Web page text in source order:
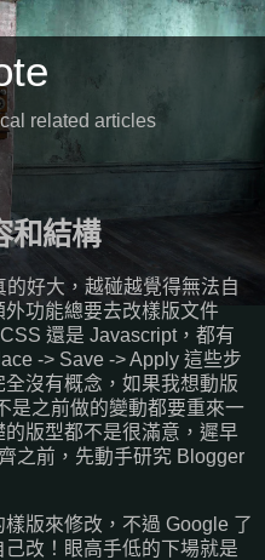
related articles
和結構
好大，越碰越覺得無法自
功能總要去改樣版文件
還是 Javascript，都有
-> Save -> Apply 這些步
沒有概念，如果我想動版
是之前做的變動都要重來一
版型都不是很滿意，遲早
之前，先動手研究 Blogger
版來修改，不過 Google 了
改！眼高手低的下場就是